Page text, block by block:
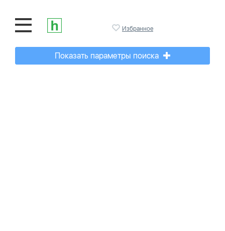
Избранное
Показать параметры поиска